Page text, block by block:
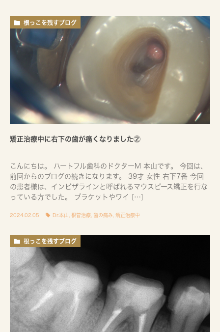
根っこを残すブログ
矯正治療中に右下の歯が痛くなりました②
こんにちは。 ハートフル歯科のドクターM 本山です。 今回は、
前回からのブログの続きになります。 39才 女性 右下7番 今回
の患者様は、インビザラインと呼ばれるマウスピース矯正を行な
っている方でした。 ブラケットやワイ […]
2024.02.05 Dr.本山 根管治療 歯の痛み 矯正治療中
根っこを残すブログ